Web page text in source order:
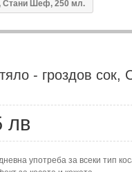
Стани Шеф, 250 мл.
- гроздов
лв
употреба за всеки тип